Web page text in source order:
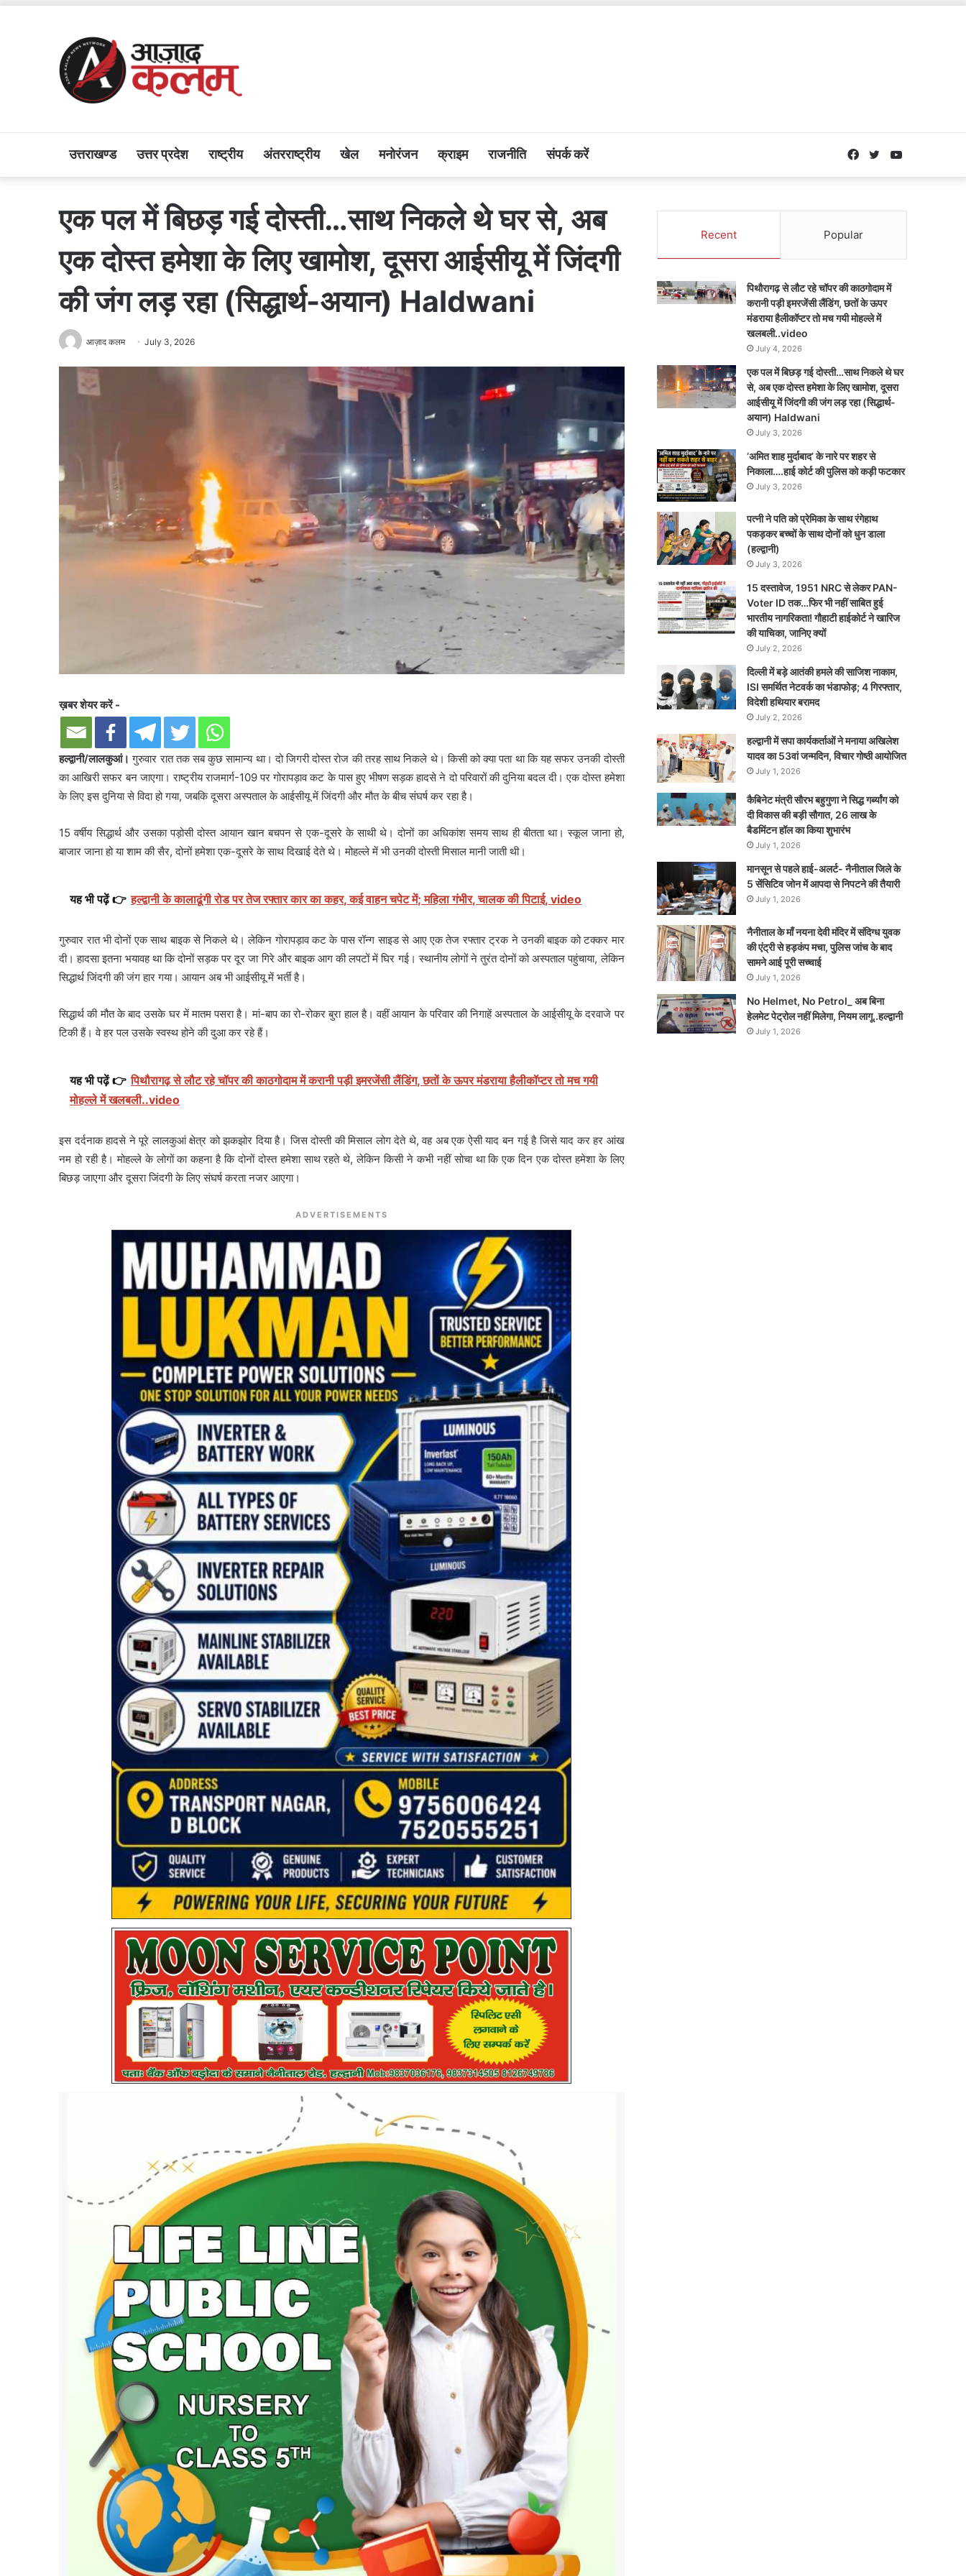
उत्तराखण्ड उत्तर प्रदेश राष्ट्रीय अंतरराष्ट्रीय खेल मनोरंजन क्राइम राजनीति संपर्क करें YouTube
Twitter
Facebook
एक पल में बिछड़ गई दोस्ती…साथ निकले थे घर से, अब
एक दोस्त हमेशा के लिए खामोश, दूसरा आईसीयू में जिंदगी
की जंग लड़ रहा (सिद्धार्थ-अयान) Haldwani
आज़ाद कलम July 3, 2026
ख़बर शेयर करें -
हल्द्वानी/लालकुआं। गुरुवार रात तक सब कुछ सामान्य था। दो जिगरी दोस्त रोज की तरह साथ निकले थे। किसी को क्या पता था कि यह सफर उनकी दोस्ती
का आखिरी सफर बन जाएगा। राष्ट्रीय राजमार्ग-109 पर गोरापड़ाव कट के पास हुए भीषण सड़क हादसे ने दो परिवारों की दुनिया बदल दी। एक दोस्त हमेशा
के लिए इस दुनिया से विदा हो गया, जबकि दूसरा अस्पताल के आईसीयू में जिंदगी और मौत के बीच संघर्ष कर रहा है।
15 वर्षीय सिद्धार्थ और उसका पड़ोसी दोस्त आयान खान बचपन से एक-दूसरे के साथी थे। दोनों का अधिकांश समय साथ ही बीतता था। स्कूल जाना हो,
बाजार जाना हो या शाम की सैर, दोनों हमेशा एक-दूसरे के साथ दिखाई देते थे। मोहल्ले में भी उनकी दोस्ती मिसाल मानी जाती थी।
यह भी पढ़ें 👉 हल्द्वानी के कालाढूंगी रोड पर तेज रफ्तार कार का कहर, कई वाहन चपेट में; महिला गंभीर, चालक की पिटाई, video
गुरुवार रात भी दोनों एक साथ बाइक से निकले थे। लेकिन गोरापड़ाव कट के पास रॉन्ग साइड से आए एक तेज रफ्तार ट्रक ने उनकी बाइक को टक्कर मार
दी। हादसा इतना भयावह था कि दोनों सड़क पर दूर जा गिरे और बाइक आग की लपटों में घिर गई। स्थानीय लोगों ने तुरंत दोनों को अस्पताल पहुंचाया, लेकिन
सिद्धार्थ जिंदगी की जंग हार गया। आयान अब भी आईसीयू में भर्ती है।
सिद्धार्थ की मौत के बाद उसके घर में मातम पसरा है। मां-बाप का रो-रोकर बुरा हाल है। वहीं आयान के परिवार की निगाहें अस्पताल के आईसीयू के दरवाजे पर
टिकी हैं। वे हर पल उसके स्वस्थ होने की दुआ कर रहे हैं।
यह भी पढ़ें 👉 पिथौरागढ़ से लौट रहे चॉपर की काठगोदाम में करानी पड़ी इमरजेंसी लैंडिंग, छतों के ऊपर मंडराया हैलीकॉप्टर तो मच गयी
मोहल्ले में खलबली..video
इस दर्दनाक हादसे ने पूरे लालकुआं क्षेत्र को झकझोर दिया है। जिस दोस्ती की मिसाल लोग देते थे, वह अब एक ऐसी याद बन गई है जिसे याद कर हर आंख
नम हो रही है। मोहल्ले के लोगों का कहना है कि दोनों दोस्त हमेशा साथ रहते थे, लेकिन किसी ने कभी नहीं सोचा था कि एक दिन एक दोस्त हमेशा के लिए
बिछड़ जाएगा और दूसरा जिंदगी के लिए संघर्ष करता नजर आएगा।
ADVERTISEMENTS
Recent Popular
पिथौरागढ़ से लौट रहे चॉपर की काठगोदाम में
करानी पड़ी इमरजेंसी लैंडिंग, छतों के ऊपर
मंडराया हैलीकॉप्टर तो मच गयी मोहल्ले में
खलबली..video
July 4, 2026
एक पल में बिछड़ गई दोस्ती…साथ निकले थे घर
से, अब एक दोस्त हमेशा के लिए खामोश, दूसरा
आईसीयू में जिंदगी की जंग लड़ रहा (सिद्धार्थ-
अयान) Haldwani
July 3, 2026
‘अमित शाह मुर्दाबाद’ के नारे पर शहर से
निकाला….हाई कोर्ट की पुलिस को कड़ी फटकार
July 3, 2026
पत्नी ने पति को प्रेमिका के साथ रंगेहाथ
पकड़कर बच्चों के साथ दोनों को धुन डाला
(हल्द्वानी)
July 3, 2026
15 दस्तावेज, 1951 NRC से लेकर PAN-
Voter ID तक…फिर भी नहीं साबित हुई
भारतीय नागरिकता! गौहाटी हाईकोर्ट ने खारिज
की याचिका, जानिए क्यों
July 2, 2026
दिल्ली में बड़े आतंकी हमले की साजिश नाकाम,
ISI समर्थित नेटवर्क का भंडाफोड़; 4 गिरफ्तार,
विदेशी हथियार बरामद
July 2, 2026
हल्द्वानी में सपा कार्यकर्ताओं ने मनाया अखिलेश
यादव का 53वां जन्मदिन, विचार गोष्ठी आयोजित
July 1, 2026
कैबिनेट मंत्री सौरभ बहुगुणा ने सिद्ध गर्ब्यांग को
दी विकास की बड़ी सौगात, 26 लाख के
बैडमिंटन हॉल का किया शुभारंभ
July 1, 2026
मानसून से पहले हाई-अलर्ट- नैनीताल जिले के
5 सेंसिटिव जोन में आपदा से निपटने की तैयारी
July 1, 2026
नैनीताल के माँ नयना देवी मंदिर में संदिग्ध युवक
की एंट्री से हड़कंप मचा, पुलिस जांच के बाद
सामने आई पूरी सच्चाई
July 1, 2026
No Helmet, No Petrol_ अब बिना
हेलमेट पेट्रोल नहीं मिलेगा, नियम लागू..हल्द्वानी
July 1, 2026